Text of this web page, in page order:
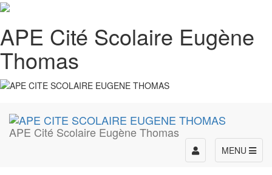
APE Cité Scolaire Eugène
Thomas
APE Cité Scolaire Eugène Thomas
MENU
Toggle
navigation